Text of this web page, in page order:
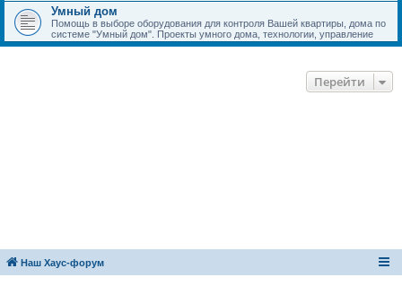
Умный дом
Помощь в выборе оборудования для контроля Вашей квартиры, дома по
системе "Умный дом". Проекты умного дома, технологии, управление
Перейти
Наш Хаус-форум